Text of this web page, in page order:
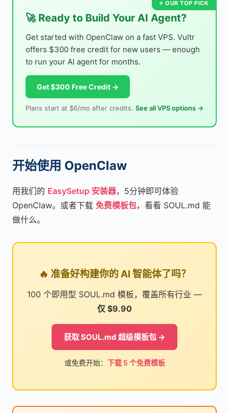
🚀 Ready to Build Your AI Agent?
Get started with OpenClaw on a fast VPS. Vultr
offers $300 free credit for new users — enough
to run your AI agent for months.
Get $300 Free Credit →
Plans start at $6/mo after credits. See all VPS options →
开始使用 OpenClaw
用我们的 EasySetup 安装器，5分钟即可体验
OpenClaw。或者下载 免费模板包，看看 SOUL.md 能
做什么。
🔥 准备好构建你的 AI 智能体了吗？
100 个即用型 SOUL.md 模板，覆盖所有行业 —
仅 $9.90
获取 SOUL.md 超级模板包 →
或免费开始： 下载 5 个免费模板